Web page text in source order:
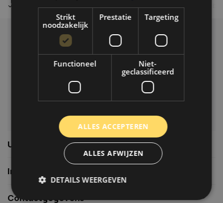
Tot 30 dagen retour sturen. Op werkdagen voor 14.00 uur
Klantenservice
Veelgestelde vragen
06-39119169
info@autoklusser.nl
Usefull links
Informatie
Contactgegevens
Strikt
noodzakelijk
Prestatie Targeting
Functioneel
Niet-
geclassificeerd
ALLES ACCEPTEREN
ALLES AFWIJZEN
DETAILS WEERGEVEN